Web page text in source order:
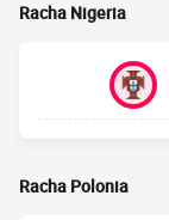
Racha Nigeria
Racha Polonia